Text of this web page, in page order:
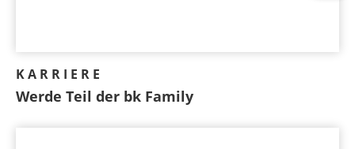
KARRIERE
Werde Teil der bk Family